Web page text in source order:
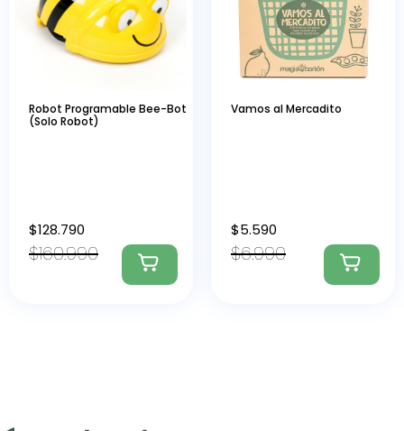
Robot Programable Bee-Bot
(Solo Robot)
$160.990
$128.790
Vamos al Mercadito
$6.990
$5.590